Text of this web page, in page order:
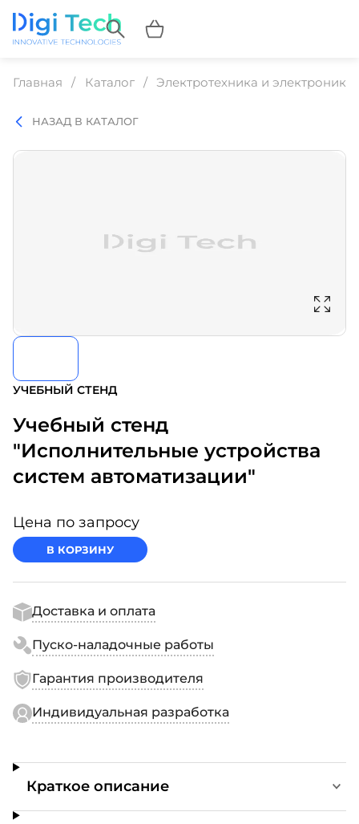
Главная Каталог Электротехника и электроника
НАЗАД В КАТАЛОГ
УЧЕБНЫЙ СТЕНД
Учебный стенд
"Исполнительные устройства
систем автоматизации"
Цена по запросу
В КОРЗИНУ
Доставка и оплата
Пуско-наладочные работы
Гарантия производителя
Индивидуальная разработка
Краткое описание